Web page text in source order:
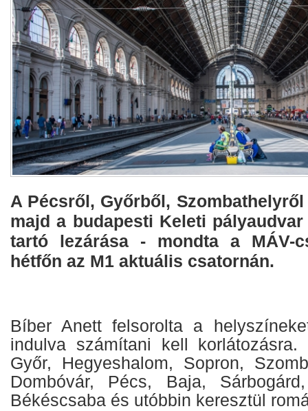
A Pécsről, Győrből,
majd a budapesti Keleti
tartó lezárása - mondta a MÁV-
hétfőn az M1 aktuális csatornán.
Bíber Anett felsorolta a
indulva számítani kell korlátozásra.
Győr, Hegyeshalom, Sopron,
Dombóvár, Pécs, Baja,
Békéscsaba és utóbbin keresztül